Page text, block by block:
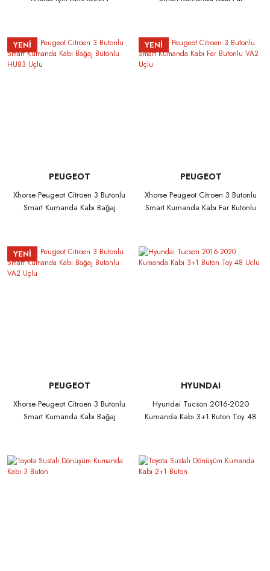
YENİ
PEUGEOT
Xhorse Peugeot Citroen 3 Butonlu
Smart Kumanda Kabı Bağaj
YENİ
PEUGEOT
Xhorse Peugeot Citroen 3 Butonlu
Smart Kumanda Kabı Far Butonlu
YENİ
PEUGEOT
Xhorse Peugeot Citroen 3 Butonlu
Smart Kumanda Kabı Bağaj
HYUNDAI
Hyundai Tucson 2016-2020
Kumanda Kabı 3+1 Buton Toy 48